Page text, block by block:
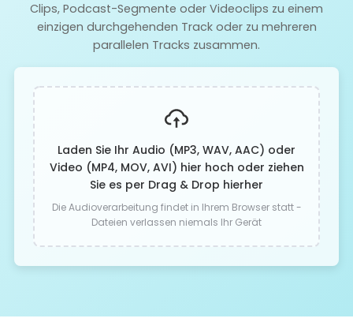
Clips, Podcast-Segmente oder Videoclips zu einem
einzigen durchgehenden Track oder zu mehreren
parallelen Tracks zusammen.
Laden Sie Ihr Audio (MP3, WAV, AAC) oder
Video (MP4, MOV, AVI) hier hoch oder ziehen
Sie es per Drag & Drop hierher
Die Audioverarbeitung findet in Ihrem Browser statt -
Dateien verlassen niemals Ihr Gerät